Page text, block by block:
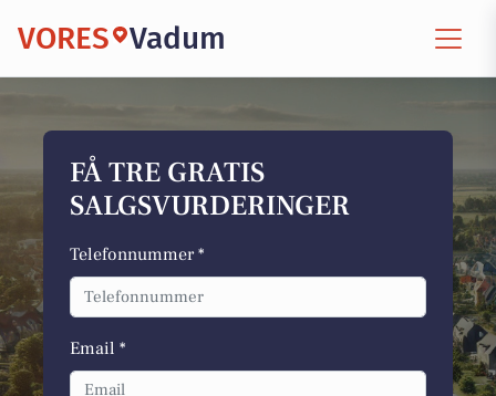
VORES Vadum
FÅ TRE GRATIS
SALGSVURDERINGER
Telefonnummer *
Email *